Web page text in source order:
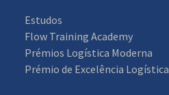
Estudos
Flow Training Academy
Prémios Logística Moderna
Prémio de Excelência Logística